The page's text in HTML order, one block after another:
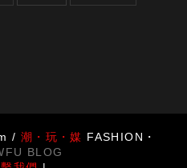
/ 潮・玩・媒 FASHION・
BLOG